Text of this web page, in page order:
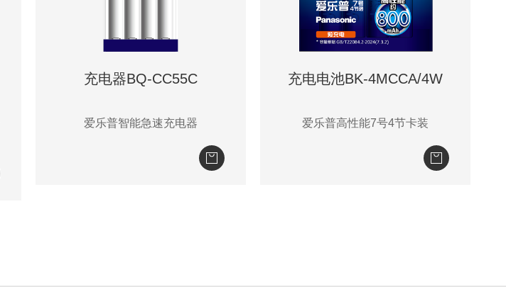
充电器BQ-CC55C
爱乐普智能急速充电器
充电电池BK-4MCCA/4W
爱乐普高性能7号4节卡装